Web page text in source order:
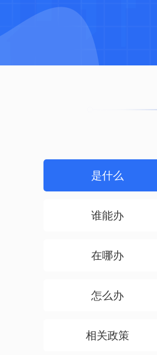
是什么
谁能办
在哪办
怎么办
相关政策